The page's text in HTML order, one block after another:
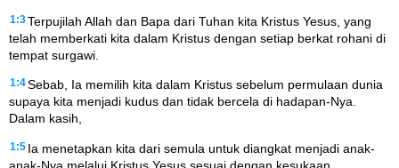
1:3Terpujilah Allah dan Bapa dari Tuhan kita Kristus Yesus, yang
telah memberkati kita dalam Kristus dengan setiap berkat rohani di
tempat surgawi.
1:4Sebab, Ia memilih kita dalam Kristus sebelum permulaan dunia
supaya kita menjadi kudus dan tidak bercela di hadapan-Nya.
Dalam kasih,
1:5 Ia menetapkan kita dari semula untuk diangkat menjadi anak-
anak-Nya melalui Kristus Yesus sesuai dengan kesukaan